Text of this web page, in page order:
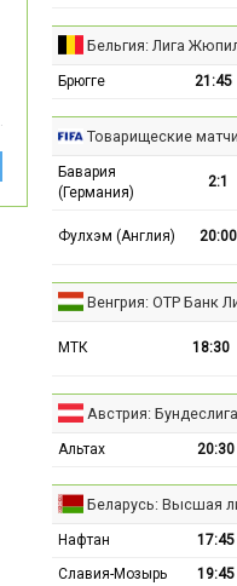
Бельгия: Лига
Брюгге 21:45
Товарищеские
Бавария
(Германия)
2:1
Фулхэм (Англия) 20:00
Венгрия: ОТР Банк
МТК 18:30
Австрия: Бундеслига
Альтах 20:30
Беларусь: Высшая
Нафтан 17:45
Славия-Мозырь
19:45